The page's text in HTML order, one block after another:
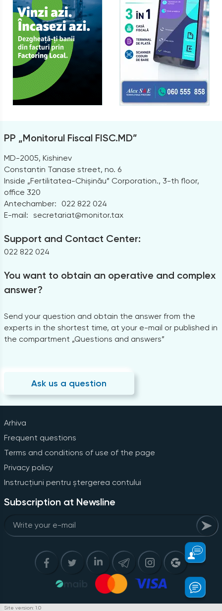
PP „Monitorul Fiscal FISC.MD”
MD-2005, Kishinev
Constantin Tanase street, no. 6
Inside „Fertilitatea-Chișinău” Corporation., 3-th floor,
office 320
Antechamber:
022 822 024
E-mail: secretariat@monitor.tax
Support and Contact Center:
022 822 024
You want to obtain an operative and complex
answer?
Send your question and obtain the answer from the
experts in the shortest time, at your e-mail or published in
the compartment „Questions and answers”
Ask us a question
Arhiva
Frequent questions
Terms and conditions of use of the page
Privacy policy
Instrucțiuni pentru ștergerea contului
Subscription at Newsline
Site version: 1.0